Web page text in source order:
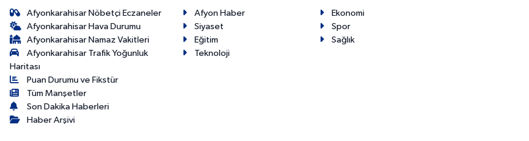
Afyonkarahisar Nöbetçi Eczaneler
Afyonkarahisar Hava Durumu
Afyonkarahisar Namaz Vakitleri
Afyonkarahisar Trafik Yoğunluk
Haritası
Puan Durumu ve Fikstür
Tüm Manşetler
Son Dakika Haberleri
Haber Arşivi
Afyon Haber
Ekonomi
Siyaset
Spor
Eğitim
Sağlık
Teknoloji